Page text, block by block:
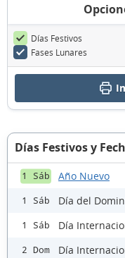
Días Festivos
Fases Lunares
Días Festivos y
1 Sáb Año Nuevo
1 Sáb Día del
1 Sáb Día
2 Dom Día